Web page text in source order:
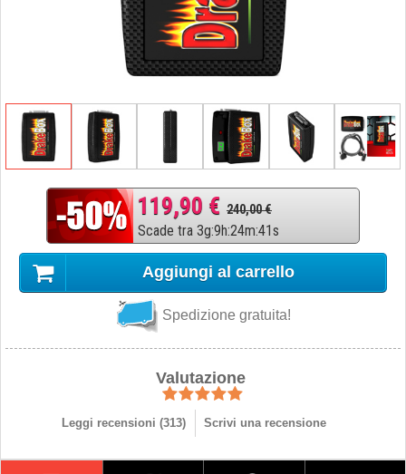
119,90 € 240,00 €
Scade tra 3g:9h:24m:40s
Aggiungi al carrello
Spedizione gratuita!
Valutazione
Leggi recensioni (313) Scrivi una recensione